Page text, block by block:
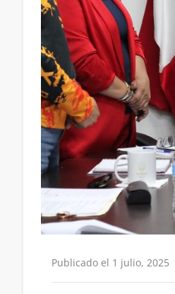
Publicado el 1 julio, 2025